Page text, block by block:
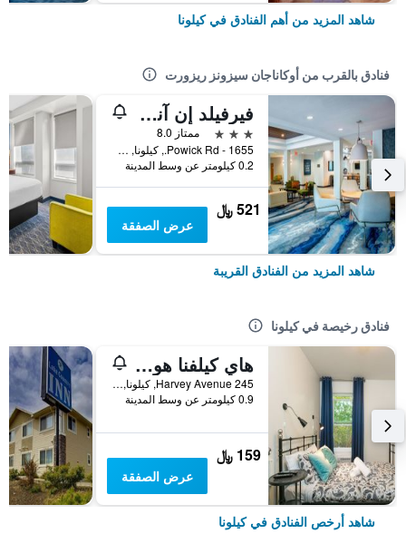
شاهد المزيد من أهم الفنادق في كيلونا
فنادق بالقرب من أوكاناجان سيزونز ريزورت
فيرفيلد إن آند سويتس باي ماريوت كيلوانا
3 نجوم
ممتاز 8.0
1655 - Powick Rd., كيلونا, BC, كندا
0.2 كيلومتر عن وسط المدينة
521 ﷼
عرض الصفقة
شاهد المزيد من الفنادق القريبة
فنادق رخيصة في كيلونا
هاي كيلفنا هوستل
245 Harvey Avenue, كيلونا, BC, كندا
0.9 كيلومتر عن وسط المدينة
159 ﷼
عرض الصفقة
شاهد أرخص الفنادق في كيلونا